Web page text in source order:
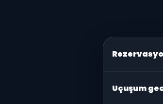
Uçuşum